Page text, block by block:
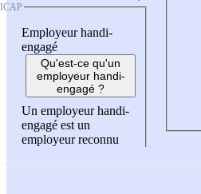
Employeur handi-
engagé
Qu'est-ce qu'un
employeur handi-
engagé ?
Un employeur handi-
engagé est un
employeur reconnu